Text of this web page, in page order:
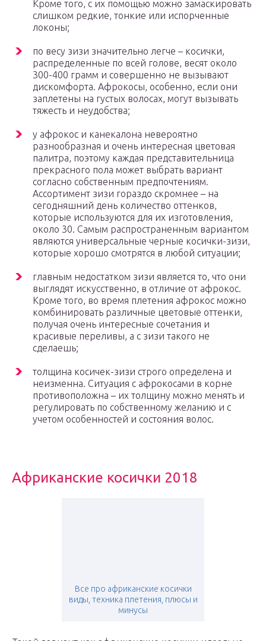
Кроме того, с их помощью можно замаскировать
слишком редкие, тонкие или испорченные
локоны;
по весу зизи значительно легче – косички,
распределенные по всей голове, весят около
300-400 грамм и совершенно не вызывают
дискомфорта. Афрокосы, особенно, если они
заплетены на густых волосах, могут вызывать
тяжесть и неудобства;
у афрокос и канекалона невероятно
разнообразная и очень интересная цветовая
палитра, поэтому каждая представительница
прекрасного пола может выбрать вариант
согласно собственным предпочтениям.
Ассортимент зизи гораздо скромнее – на
сегодняшний день количество оттенков,
которые используются для их изготовления,
около 30. Самым распространенным вариантом
являются универсальные черные косички-зизи,
которые хорошо смотрятся в любой ситуации;
главным недостатком зизи является то, что они
выглядят искусственно, в отличие от афрокос.
Кроме того, во время плетения афрокос можно
комбинировать различные цветовые оттенки,
получая очень интересные сочетания и
красивые переливы, а с зизи такого не
сделаешь;
толщина косичек-зизи строго определена и
неизменна. Ситуация с афрокосами в корне
противоположна – их толщину можно менять и
регулировать по собственному желанию и с
учетом особенностей и состояния волос.
Африканские косички 2018
Все про африканские косички
виды, техника плетения, плюсы и
минусы